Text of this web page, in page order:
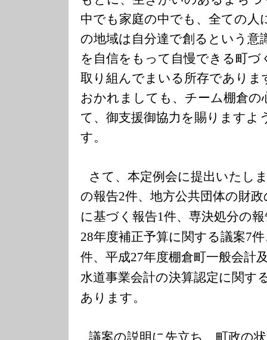
中でも家庭の中でも、全ての人
の地域は自分達で創るという意
を自信をもって自慢できる町
取り組んでまいる所存でありま
おかれましても、チーム棚倉
て、御支援御協力を賜りますよ
す。
さて、本定例会に提出いたし
の報告2件、地方公共団体の財
に基づく報告1件、専決処分の
28年度補正予算に関する議案7
件、平成27年度棚倉町一般会計
水道事業会計の決算認定に関す
あります。
議案の説明に先立ち、町政の